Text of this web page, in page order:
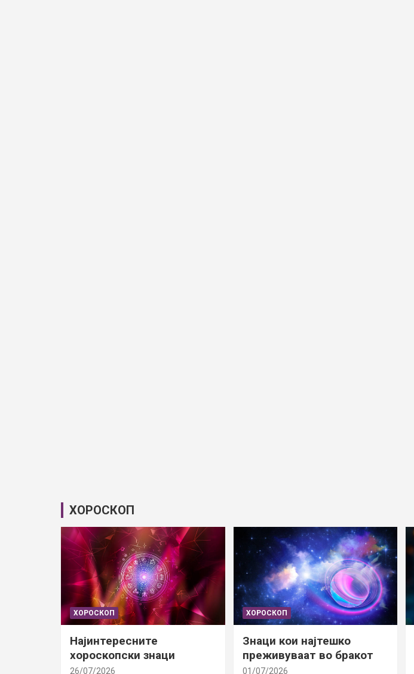
ХОРОСКОП
ХОРОСКОП
Најинтересните
хороскопски знаци
26/07/2026
ХОРОСКОП
Знаци кои најтешко
преживуваат во бракот
01/07/2026